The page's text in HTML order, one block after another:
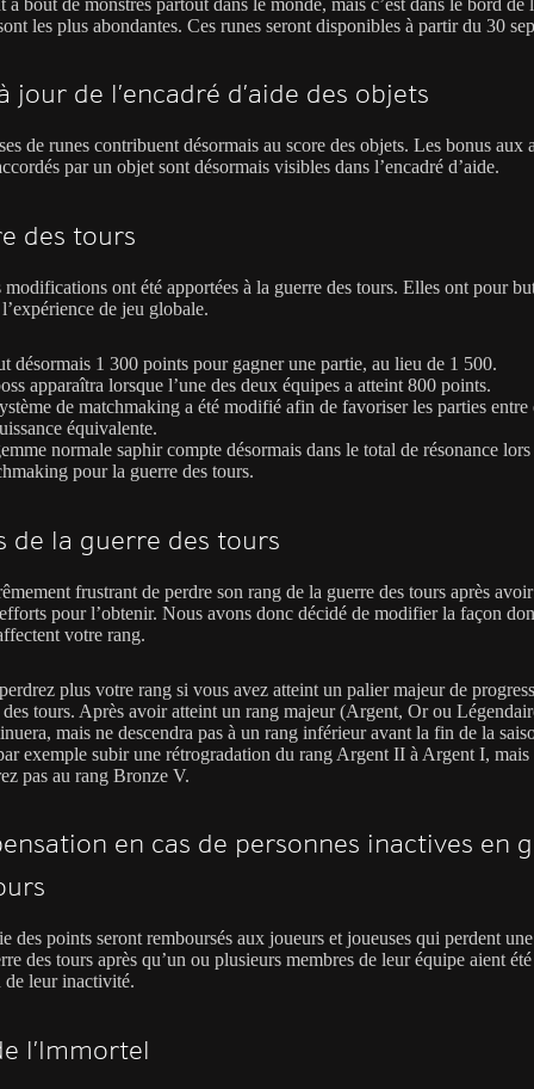
les plus abondantes. Ces runes seront disponibles à partir du 30
jour de l’encadré d’aide des objets
de runes contribuent désormais au score des objets. Les bonus aux
par un objet sont désormais visibles dans l’encadré d’aide.
des tours
modifications ont été apportées à la guerre des tours. Elles ont pour
de jeu globale.
désormais 1 300 points pour gagner une partie, au lieu de 1 500.
apparaîtra lorsque l’une des deux équipes a atteint 800 points.
de matchmaking a été modifié afin de favoriser les parties entre
équivalente.
normale saphir compte désormais dans le total de résonance
pour la guerre des tours.
de la guerre des tours
frustrant de perdre son rang de la guerre des tours après
pour l’obtenir. Nous avons donc décidé de modifier la façon
votre rang.
plus votre rang si vous avez atteint un palier majeur de
des tours. Après avoir atteint un rang majeur (Argent, Or ou
mais ne descendra pas à un rang inférieur avant la fin de la
exemple subir une rétrogradation du rang Argent II à Argent I, mais
pas au rang Bronze V.
en cas de personnes inactives en
des points seront remboursés aux joueurs et joueuses qui perdent
des tours après qu’un ou plusieurs membres de leur équipe aient
de leur inactivité.
l’Immortel